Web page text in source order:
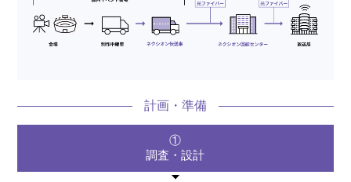
計画・準備
①
調査・設計